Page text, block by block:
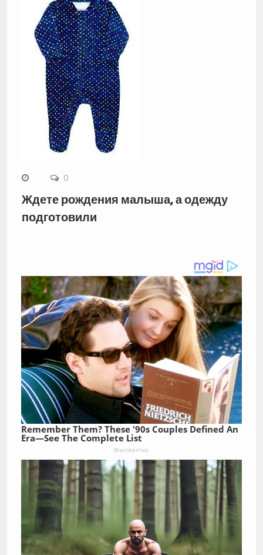
0
Ждете рождения малыша, а одежду
подготовили
Remember Them? These '90s Couples Defined An
Era—See The Complete List
Brainberries